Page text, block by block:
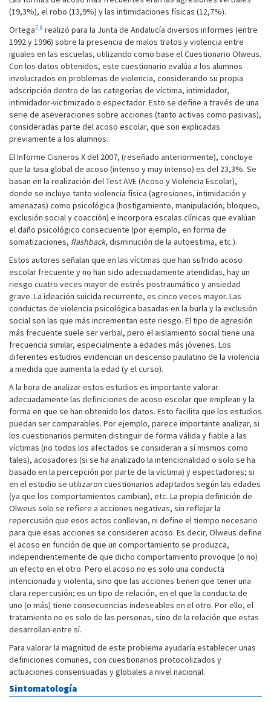
(19,3%), el robo (13,9%) y las intimidaciones físicas (12,7%).
Ortega7,8 realizó para la Junta de Andalucía diversos informes (entre
1992 y 1996) sobre la presencia de malos tratos y violencia entre
iguales en las escuelas, utilizando como base el Cuestionario Olweus.
Con los datos obtenidos, este cuestionario evalúa a los alumnos
involucrados en problemas de violencia, considerando su propia
adscripción dentro de las categorías de víctima, intimidador,
intimidador-victimizado o espectador. Esto se define a través de una
serie de aseveraciones sobre acciones (tanto activas como pasivas),
consideradas parte del acoso escolar, que son explicadas
previamente a los alumnos.
El Informe Cisneros X del 2007, (reseñado anteriormente), concluye
que la tasa global de acoso (intenso y muy intenso) es del 23,3%. Se
basan en la realización del Test AVE (Acoso y Violencia Escolar),
donde se incluye tanto violencia física (agresiones, intimidación y
amenazas) como psicológica (hostigamiento, manipulación, bloqueo,
exclusión social y coacción) e incorpora escalas clínicas que evalúan
el daño psicológico consecuente (por ejemplo, en forma de
somatizaciones, flashback, disminución de la autoestima, etc.).
Estos autores señalan que en las víctimas que han sufrido acoso
escolar frecuente y no han sido adecuadamente atendidas, hay un
riesgo cuatro veces mayor de estrés postraumático y ansiedad
grave. La ideación suicida recurrente, es cinco veces mayor. Las
conductas de violencia psicológica basadas en la burla y la exclusión
social son las que más incrementan este riesgo. El tipo de agresión
más frecuente suele ser verbal, pero el aislamiento social tiene una
frecuencia similar, especialmente a edades más jóvenes. Los
diferentes estudios evidencian un descenso paulatino de la violencia
a medida que aumenta la edad (y el curso).
A la hora de analizar estos estudios es importante valorar
adecuadamente las definiciones de acoso escolar que emplean y la
forma en que se han obtenido los datos. Esto facilita que los estudios
puedan ser comparables. Por ejemplo, parece importante analizar, si
los cuestionarios permiten distinguir de forma válida y fiable a las
víctimas (no todos los afectados se consideran a sí mismos como
tales), acosadores (si se ha analizado la intencionalidad o solo se ha
basado en la percepción por parte de la víctima) y espectadores; si
en el estudio se utilizaron cuestionarios adaptados según las edades
(ya que los comportamientos cambian), etc. La propia definición de
Olweus solo se refiere a acciones negativas, sin reflejar la
repercusión que esos actos conllevan, ni define el tiempo necesario
para que esas acciones se consideren acoso. Es decir, Olweus define
el acoso en función de que un comportamiento se produzca,
independientemente de que dicho comportamiento provoque (o no)
un efecto en el otro. Pero el acoso no es solo una conducta
intencionada y violenta, sino que las acciones tienen que tener una
clara repercusión; es un tipo de relación, en el que la conducta de
uno (o más) tiene consecuencias indeseables en el otro. Por ello, el
tratamiento no es solo de las personas, sino de la relación que estas
desarrollan entre sí.
Para valorar la magnitud de este problema ayudaría establecer unas
definiciones comunes, con cuestionarios protocolizados y
actuaciones consensuadas y globales a nivel nacional.
Sintomatología